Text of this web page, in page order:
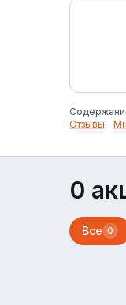
Отзывы ·
0
Все 0